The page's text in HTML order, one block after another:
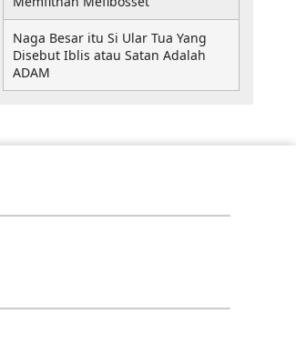
Naga Besar itu Si Ular Tua Yang
Disebut Iblis atau Satan Adalah
ADAM